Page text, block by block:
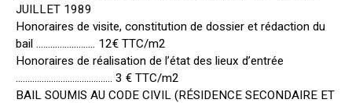
JUILLET 1989
Honoraires de visite, constitution de dossier et rédaction du
bail ……………………. 12€ TTC/m2
Honoraires de réalisation de l’état des lieux d’entrée
………………………………….. 3 € TTC/m2
BAIL SOUMIS AU CODE CIVIL (RÉSIDENCE SECONDAIRE ET